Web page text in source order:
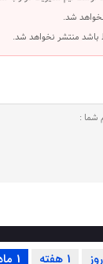
شد.
باشد منتشر نخواهد شد.
1 ماه 1 هفته